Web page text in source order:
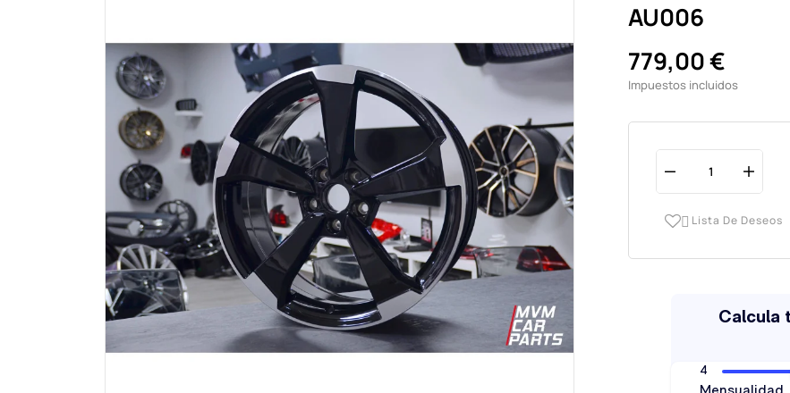
AU006
779,00 €
Impuestos incluidos
 Lista De Deseos